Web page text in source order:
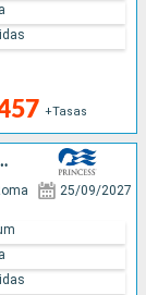
+Tasas
GRECIA, CROACIA, ITALIA
25/09/2027